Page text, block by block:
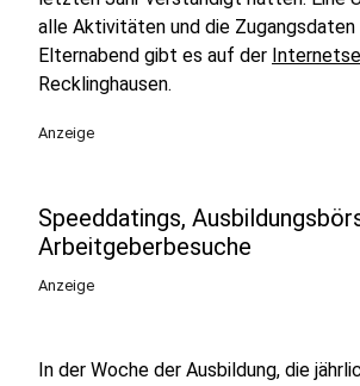
alle Aktivitäten und die
Elternabend gibt es auf der I
Recklinghausen.
Anzeige
Speeddatings,
Arbeitgeberbesuche
Anzeige
In der Woche der Ausbildung, die